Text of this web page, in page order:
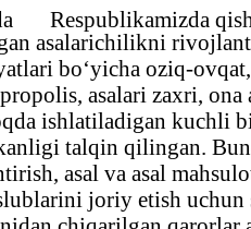
Respublikamizda
asalarichilikni
bo‘yicha oziq-
asalari zaxri,
ishlatiladigan kuchli
talqin qilingan.
asal va asal
joriy etish uchun